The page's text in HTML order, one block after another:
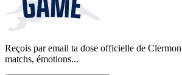
Reçois par email ta dose officielle de
matchs, émotions...